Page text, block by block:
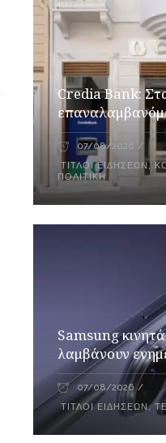
Credia Bank:
07/08/2026
ΤΊΤΛΟΙ ΕΙΔΉΣΕΩΝ ,
ΠΟΛΙΤΙΚΉ
Samsung
λαμβάνουν
07/08/2026
ΤΊΤΛΟΙ ΕΙΔΉΣΕΩΝ,